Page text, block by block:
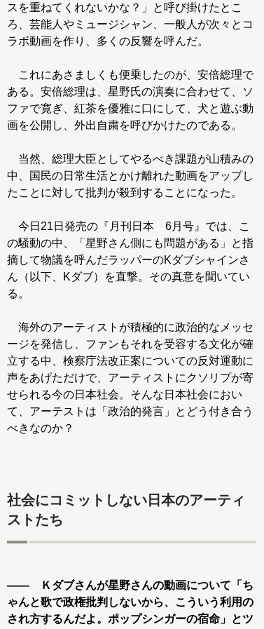
スを重ねてくれないかな？」と呼び掛けたとこ
ろ、芸能人やミュージシャン、一般人が次々とコ
ラボ動画を作り、多くの反響を呼んだ。
これにあさましくも便乗したのが、安倍総理で
ある。安倍総理は、星野氏の演奏に合わせて、ソ
ファで寛ぎ、紅茶を優雅に口にして、犬と遊ぶ動
画を公開し、外出自粛を呼びかけたのである。
当然、総理大臣としてやるべき課題が山積みの
中、国民の日常生活とかけ離れた動画をアップし
たことに対して批判が殺到することになった。
今日21日発売の『月刊日本 6月号』では、こ
の騒動の中、「星野さん側にも問題がある」と指
摘して物議を呼んだラッパーのKダブシャインさ
ん（以下、Kダブ）を直撃。その真意を聞いてい
る。
海外のアーティストが積極的に政治的なメッセ
ージを発信し、ファンもそれを受容する文化が確
立する中、検察庁法改正案についての反対運動に
声をあげただけで、アーティストにクソリプが寄
せられる今の日本社会。そんな日本社会におい
て、アーテストは「政治的発言」とどう付き合う
べきなのか？
社会にコミットしない日本のアーティ
ストたち
―― Ｋダブさんが星野さんの動画について「ち
ゃんと歌で政権批判しないから、こういう利用の
され方するんだよ。ポップシンガーの宿命」とツ